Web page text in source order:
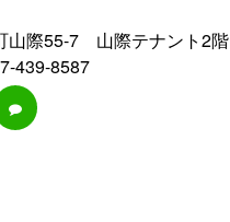
山際55-7 山際テナント2階
439-8587